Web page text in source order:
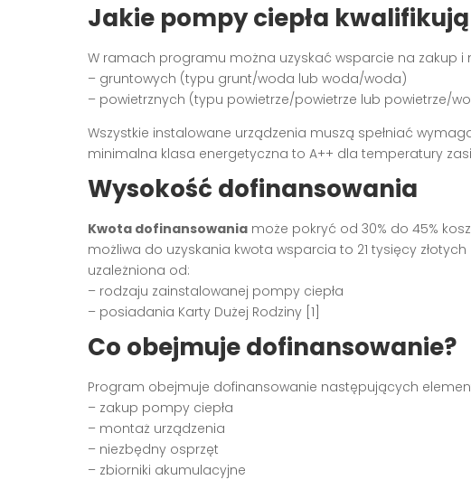
Jakie pompy ciepła
W ramach programu można uzyskać wsparcie na zakup
– gruntowych (typu grunt/woda lub woda/woda)
– powietrznych (typu powietrze/powietrze lub powietrze/
Wszystkie instalowane urządzenia muszą spełniać
minimalna klasa energetyczna to A++ dla temperatury
Wysokość dofinansowania
Kwota dofinansowania może pokryć od 30% do 45%
możliwa do uzyskania kwota wsparcia to 21 tysięcy
uzależniona od:
– rodzaju zainstalowanej pompy ciepła
– posiadania Karty Dużej Rodziny [1]
Co obejmuje dofinansowanie?
Program obejmuje dofinansowanie następujących
– zakup pompy ciepła
– montaż urządzenia
– niezbędny osprzęt
– zbiorniki akumulacyjne